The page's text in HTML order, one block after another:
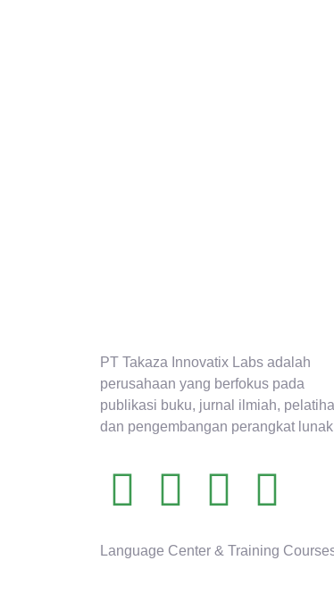
PT Takaza Innovatix Labs adalah
perusahaan yang berfokus pada
publikasi buku, jurnal ilmiah,
dan pengembangan perangkat
Language Center & Training